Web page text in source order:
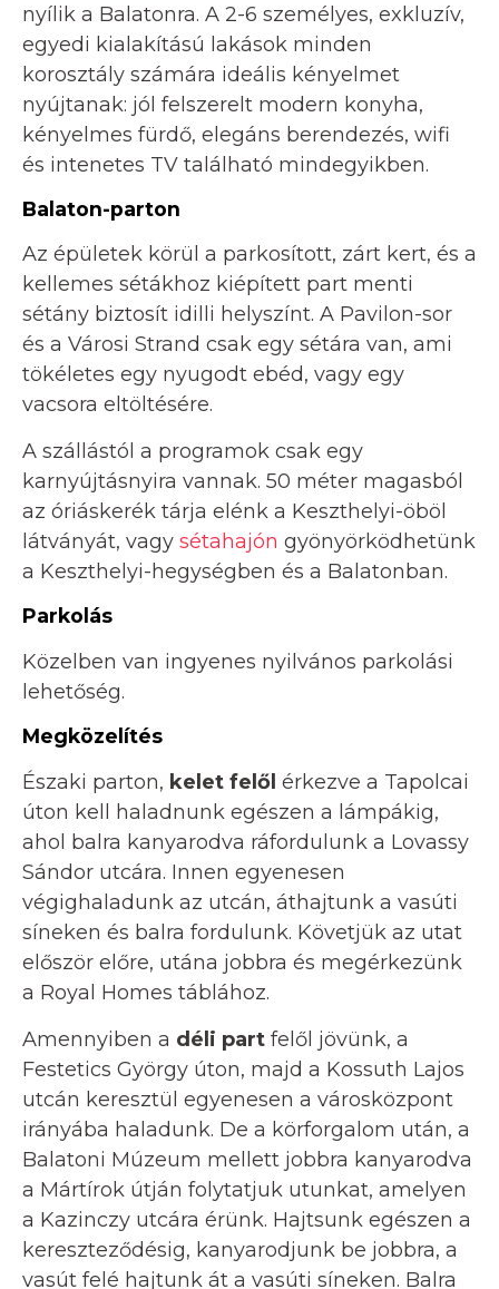
nyílik a Balatonra. A 2-6 személyes, exkluzív,
egyedi kialakítású lakások minden
korosztály számára ideális kényelmet
nyújtanak: jól felszerelt modern konyha,
kényelmes fürdő, elegáns berendezés, wifi
és intenetes TV található mindegyikben.
Balaton-parton
Az épületek körül a parkosított, zárt kert, és a
kellemes sétákhoz kiépített part menti
sétány biztosít idilli helyszínt. A Pavilon-sor
és a Városi Strand csak egy sétára van, ami
tökéletes egy nyugodt ebéd, vagy egy
vacsora eltöltésére.
A szállástól a programok csak egy
karnyújtásnyira vannak. 50 méter magasból
az óriáskerék tárja elénk a Keszthelyi-öböl
látványát, vagy sétahajón gyönyörködhetünk
a Keszthelyi-hegységben és a Balatonban.
Parkolás
Közelben van ingyenes nyilvános parkolási
lehetőség.
Megközelítés
Északi parton, kelet felől érkezve a Tapolcai
úton kell haladnunk egészen a lámpákig,
ahol balra kanyarodva ráfordulunk a Lovassy
Sándor utcára. Innen egyenesen
végighaladunk az utcán, áthajtunk a vasúti
síneken és balra fordulunk. Követjük az utat
először előre, utána jobbra és megérkezünk
a Royal Homes táblához.
Amennyiben a déli part felől jövünk, a
Festetics György úton, majd a Kossuth Lajos
utcán keresztül egyenesen a városközpont
irányába haladunk. De a körforgalom után, a
Balatoni Múzeum mellett jobbra kanyarodva
a Mártírok útján folytatjuk utunkat, amelyen
a Kazinczy utcára érünk. Hajtsunk egészen a
kereszteződésig, kanyarodjunk be jobbra, a
vasút felé hajtunk át a vasúti síneken. Balra